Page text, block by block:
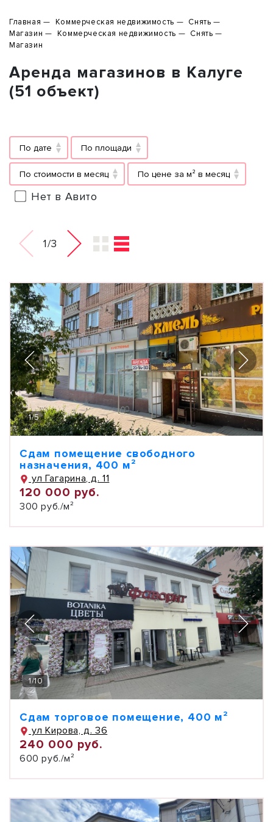
Главная Коммерческая недвижимость
Снять
Магазин
Коммерческая недвижимость
Снять
Магазин
Аренда магазинов в Калуге
(51 объект)
По дате По площади
По стоимости в месяц По цене за м² в месяц
Нет в Авито
1/3
1/5
Сдам помещение свободного
назначения, 400 м²
ул Гагарина, д. 11
120 000 руб.
300 руб./м²
1/10
Сдам торговое помещение, 400 м²
ул Кирова, д. 36
240 000 руб.
600 руб./м²